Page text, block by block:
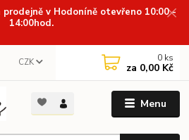
v Hodoníně otevřeno 10:00 -
14:00hod.
Menu
CZK 0 ks
za 0,00 Kč